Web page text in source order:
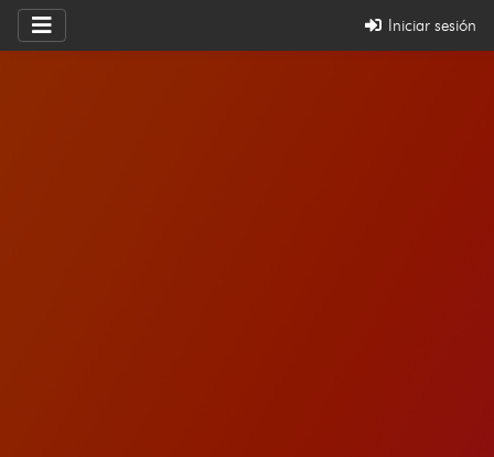
Iniciar sesión